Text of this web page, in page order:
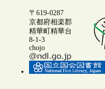
〒619-0287
京都府相楽郡
精華町精華台
8-1-3
chojo